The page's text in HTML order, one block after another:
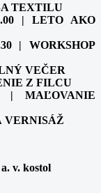
TEXTILU
| LETO AKO
| WORKSHOP
VEČER
Z FILCU
| MAĽOVANIE
VERNISÁŽ
v. kostol